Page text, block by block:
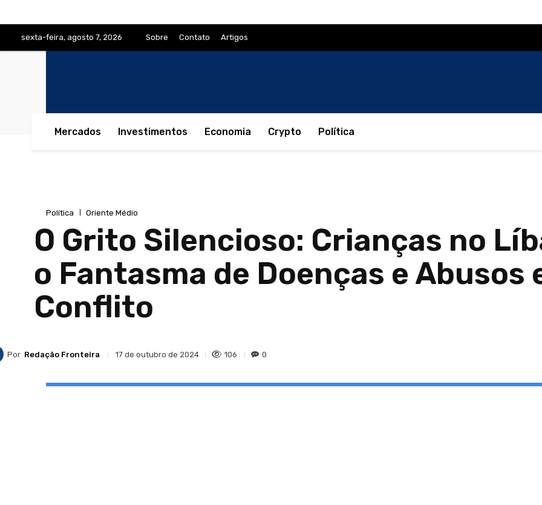
sexta-feira, agosto 7, 2026 Sobre Contato Artigos
Mercados Investimentos Economia Crypto Política
Política Oriente Médio
O Grito Silencioso: Crianças no
o Fantasma de Doenças e Abusos
Conflito
Por Redação Fronteira 17 de outubro de 2024 106 0